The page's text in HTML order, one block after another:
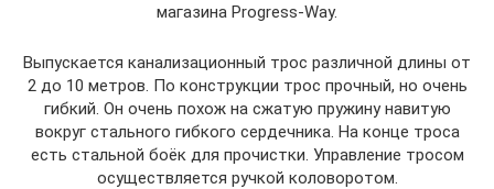
магазина Progress-Way.
Выпускается канализационный трос различной длины от
2 до 10 метров. По конструкции трос прочный, но очень
гибкий. Он очень похож на сжатую пружину навитую
вокруг стального гибкого сердечника. На конце троса
есть стальной боёк для прочистки. Управление тросом
осуществляется ручкой коловоротом.